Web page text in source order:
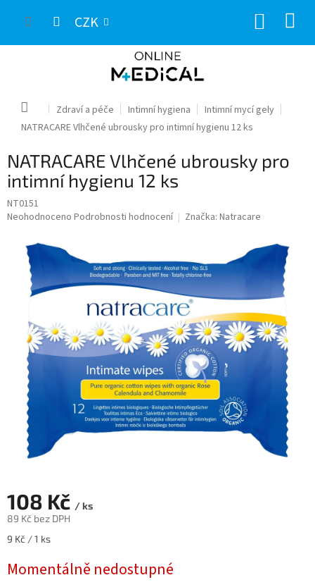
CZK
Domů Zdraví a péče Intimní hygiena
Intimní mycí gely
NATRACARE Vlhčené ubrousky pro intimní hygienu 12 ks
NATRACARE Vlhčené ubrousky pro
intimní hygienu 12 ks
NT0151
Průměrné
produktu
Neohodnoceno Podrobnosti hodnocení Značka: Natracare
108 Kč / ks
89 Kč bez DPH
Měrná
9 Kč / 1 ks
Momentálně nedostupné